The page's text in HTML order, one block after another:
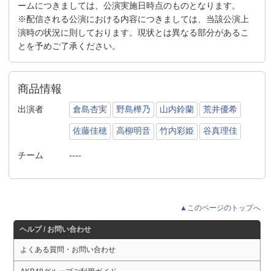
ームにつきましては、公演実施日時点のものとなります。
※配信される公演における内容につきましては、当該公演上
演時の状況に則しております。現状とは異なる部分があるこ
とを予めご了承ください。
商品情報
出演者 倉島杏実 野島樺乃 山内鈴蘭 荒井優希
佐藤佳穂 高柳明音 竹内彩姫 谷真理佳
チーム ----
▲このページのトップへ
ヘルプ / お問い合わせ
よくある質問・お問い合わせ